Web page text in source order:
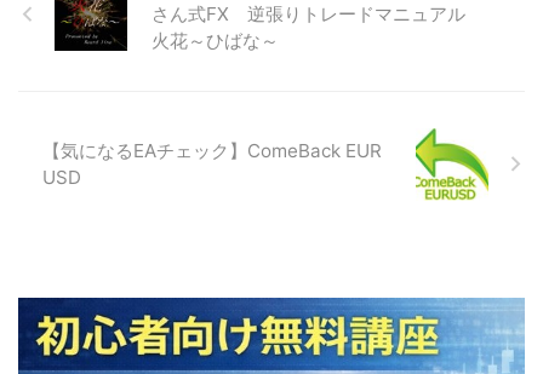
さん式FX 逆張りトレードマニュアル
火花～ひばな～
【気になるEAチェック】ComeBack EUR
USD